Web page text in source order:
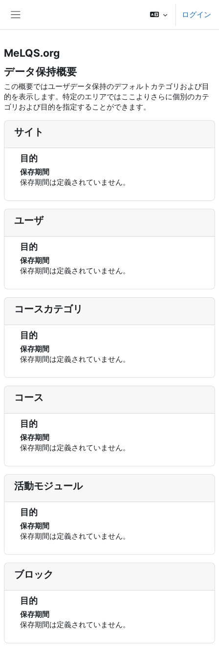
ログイン
MeLQS.org
データ保持概要
この概要ではユーザデータ保持のデフォルトカテゴリおよび目
的を表示します。特定のエリアではここよりさらに個別のカテ
ゴリおよび目的を指定することができます。
サイト
目的
保存期間
保存期間は定義されていません。
ユーザ
目的
保存期間
保存期間は定義されていません。
コースカテゴリ
目的
保存期間
保存期間は定義されていません。
コース
目的
保存期間
保存期間は定義されていません。
活動モジュール
目的
保存期間
保存期間は定義されていません。
ブロック
目的
保存期間
保存期間は定義されていません。